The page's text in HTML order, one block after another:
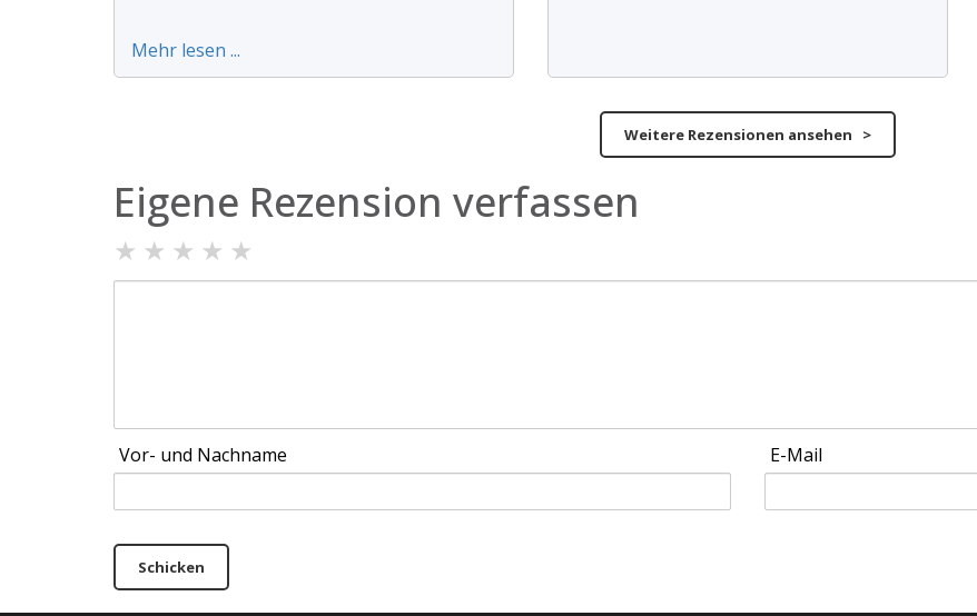
Mehr lesen ...
Weitere Rezensionen ansehen >
Eigene Rezension verfassen
★ ★ ★ ★ ★
Vor- und Nachname E-Mail
Schicken